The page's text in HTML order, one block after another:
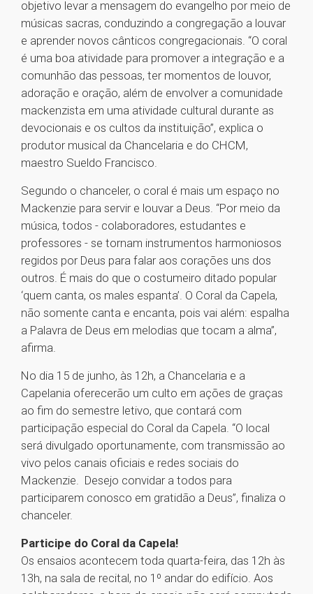
objetivo levar a mensagem do evangelho por meio de
músicas sacras, conduzindo a congregação a louvar
e aprender novos cânticos congregacionais. “O coral
é uma boa atividade para promover a integração e a
comunhão das pessoas, ter momentos de louvor,
adoração e oração, além de envolver a comunidade
mackenzista em uma atividade cultural durante as
devocionais e os cultos da instituição”, explica o
produtor musical da Chancelaria e do CHCM,
maestro Sueldo Francisco.
Segundo o chanceler, o coral é mais um espaço no
Mackenzie para servir e louvar a Deus. “Por meio da
música, todos - colaboradores, estudantes e
professores - se tornam instrumentos harmoniosos
regidos por Deus para falar aos corações uns dos
outros. É mais do que o costumeiro ditado popular
‘quem canta, os males espanta’. O Coral da Capela,
não somente canta e encanta, pois vai além: espalha
a Palavra de Deus em melodias que tocam a alma”,
afirma.
No dia 15 de junho, às 12h, a Chancelaria e a
Capelania oferecerão um culto em ações de graças
ao fim do semestre letivo, que contará com
participação especial do Coral da Capela. “O local
será divulgado oportunamente, com transmissão ao
vivo pelos canais oficiais e redes sociais do
Mackenzie. Desejo convidar a todos para
participarem conosco em gratidão a Deus”, finaliza o
chanceler.
Participe do Coral da Capela!
Os ensaios acontecem toda quarta-feira, das 12h às
13h, na sala de recital, no 1º andar do edifício. Aos